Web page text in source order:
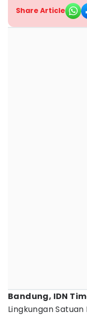
Share Article
Bandung, IDN
Lingkungan